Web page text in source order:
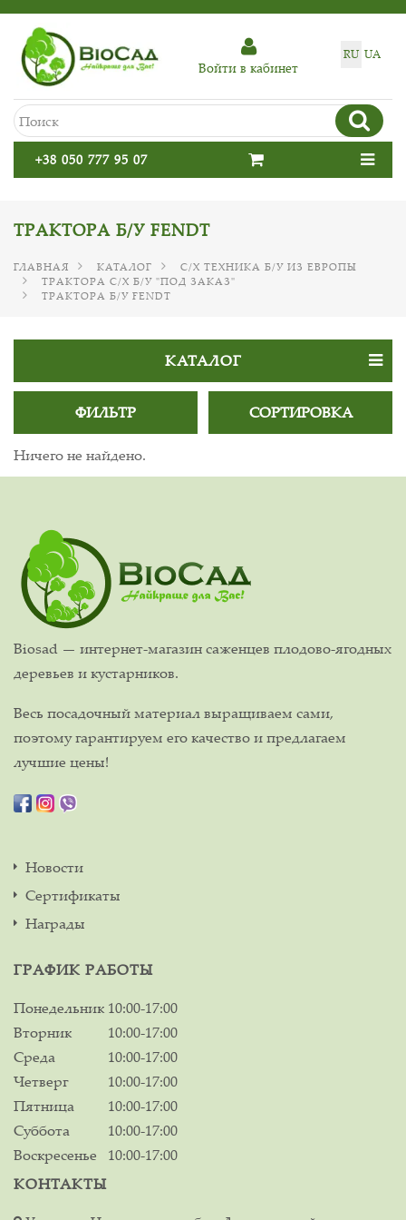
RU UA
Войти в кабинет
+38 050 777 95 07
ТРАКТОРА Б/У FENDT
ГЛАВНАЯ КАТАЛОГ
С/Х ТЕХНИКА Б/У ИЗ ЕВРОПЫ
ТРАКТОРА С/Х Б/У "ПОД ЗАКАЗ"
ТРАКТОРА Б/У FENDT
КАТАЛОГ
ФИЛЬТР СОРТИРОВКА
Ничего не найдено.
Biosad — интернет-магазин саженцев плодово-ягодных
деревьев и кустарников.
Весь посадочный материал выращиваем сами,
поэтому гарантируем его качество и предлагаем
лучшие цены!
Новости
Сертификаты
Награды
ГРАФИК РАБОТЫ
Понедельник 10:00-17:00
Вторник
10:00-17:00
Среда
10:00-17:00
Четверг
10:00-17:00
Пятница
10:00-17:00
Суббота
10:00-17:00
Воскресенье
10:00-17:00
КОНТАКТЫ